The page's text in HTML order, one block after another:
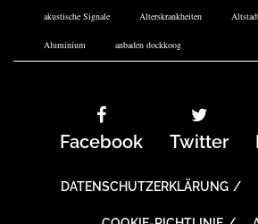
akustische Signale Alterskrankheiten
Aluminium anbaden dockkoog
Facebook Twitter
DATENSCHUTZERKLÄRUNG